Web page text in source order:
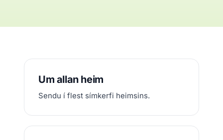
Um allan heim
Sendu í flest símkerfi heimsins.